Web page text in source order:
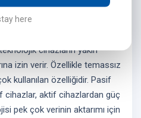
kullanıcılar Bluetooth’tan
gibi NFC teknolojisi de
cihazların yakın
izin verir. Özellikle temassız
kullanılan özelliğidir. Pasif
cihazlar, aktif cihazlardan güç
pek çok verinin aktarımı için
here